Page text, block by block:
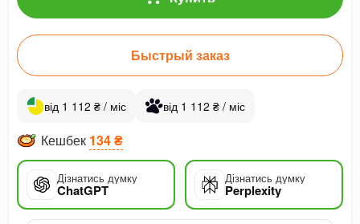
Быстрый заказ
від 1 112 ₴ / міс від 1 112 ₴ / міс
Кешбек 134 ₴
Дізнатись думку
ChatGPT
Дізнатись думку
Perplexity